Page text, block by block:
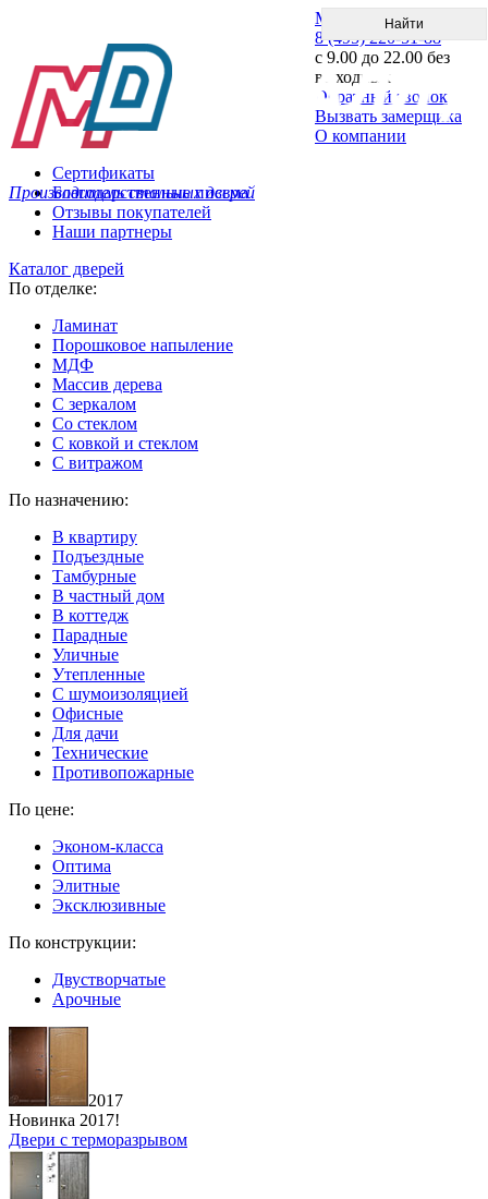
Производитель стальных дверей
Меню
8 (495) 220-51-88
с 9.00 до 22.00 без
выходных
Обратный звонок
Вызвать замерщика
О компании
Сертификаты
Благодарственные письма
Отзывы покупателей
Наши партнеры
Каталог дверей
По отделке:
Ламинат
Порошковое напыление
МДФ
Массив дерева
С зеркалом
Со стеклом
С ковкой и стеклом
С витражом
По назначению:
В квартиру
Подъездные
Тамбурные
В частный дом
В коттедж
Парадные
Уличные
Утепленные
C шумоизоляцией
Офисные
Для дачи
Технические
Противопожарные
По цене:
Эконом-класса
Оптима
Элитные
Эксклюзивные
По конструкции:
Двустворчатые
Арочные
2017
Новинка 2017!
Двери с терморазрывом